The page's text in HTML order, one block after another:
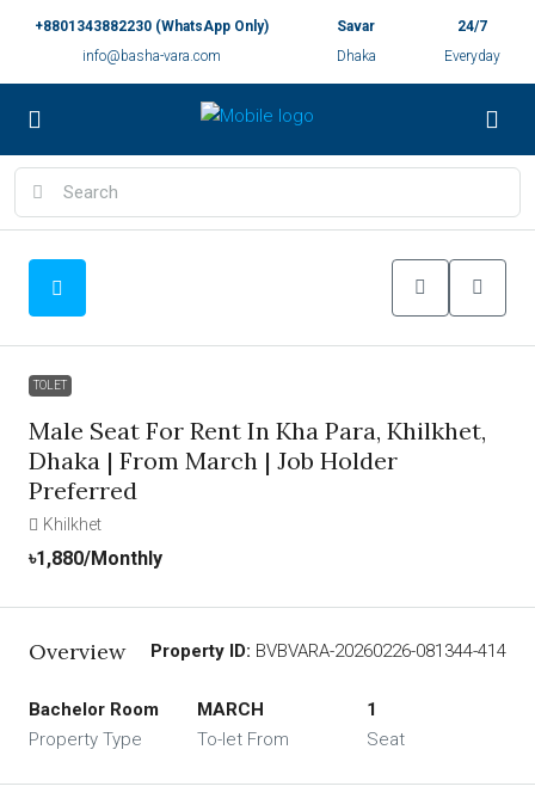
+8801343882230 (WhatsApp Only)
info@basha-vara.com
Savar
Dhaka
24/7
Everyday
TOLET
Male Seat For Rent In Kha Para, Khilkhet,
Dhaka | From March | Job Holder
Preferred
Khilkhet
৳1,880/Monthly
Overview Property ID: BVBVARA-20260226-081344-414
Bachelor Room
Property Type
MARCH
To-let From
1
Seat